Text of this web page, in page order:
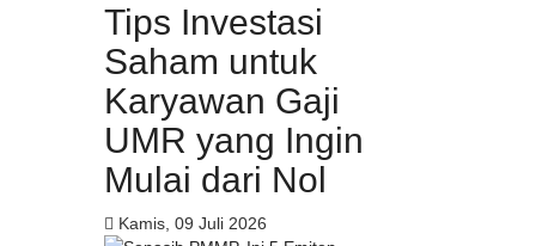
Tips Investasi
Saham untuk
Karyawan Gaji
UMR yang Ingin
Mulai dari Nol
Kamis, 09 Juli 2026